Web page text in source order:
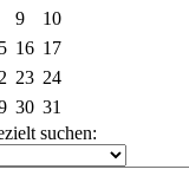
9
10
16 17
23 24
30 31
suchen: